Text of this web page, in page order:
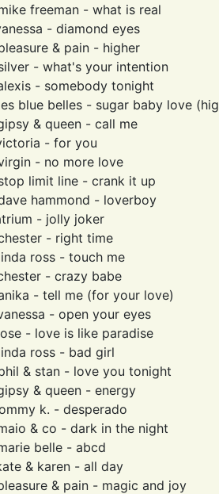
freeman - what is real
- diamond eyes
& pain - higher
- what's your intention
- somebody tonight
blue belles - sugar baby love
& queen - call me
- for you
- no more love
limit line - crank it up
hammond - loverboy
- jolly joker
- right time
ross - touch me
- crazy babe
- tell me (for your love)
- open your eyes
- love is like paradise
ross - bad girl
& stan - love you tonight
& queen - energy
k. - desperado
& co - dark in the night
belle - abcd
& karen - all day
& pain - magic and joy